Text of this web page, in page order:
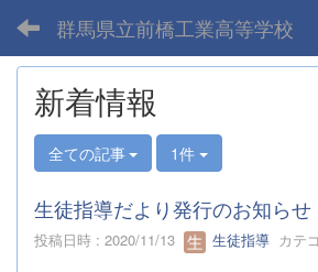
群馬県立前橋工業高等学校
新着情報
全ての記事 1件
生徒指導だより発行のお知らせ
投稿日時 : 2020/11/13 生徒指導 カテ